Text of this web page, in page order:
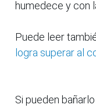
humedece y con
Puede leer
logra superar al
Si pueden